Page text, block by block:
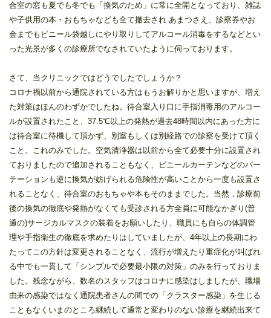
合室の窓も夏でも冬でも「換気のため」に常に全開となっており、雑誌
や子供用の本・おもちゃなども全て撤去され あまつさえ、診察券やお
金までもビニール袋越しにやり取りしてアルコール消毒をするなどとい
った光景が多くの診療所でなされていたように伺っております。
さて、当クリニックではどうでしたでしょうか？
コロナ禍以前から通院されている方はもうお解りかと思いますが、増え
た対策はほんのわずかでしたね。待合室入り口に手指消毒用のアルコー
ルが設置されたこと、37.5℃以上の発熱が過去48時間以内にあった方に
は待合室に待機して頂かず、別室もしくは別経路での診察を受けて頂く
こと。これのみでした。空気清浄器は以前から全て必要十分に設置され
ておりましたので追加されることもなく、ビニールカーテンなどのパー
テーションも逆に換気が妨げられる危険性が高いことから一度も設置さ
れることなく、待合室のおもちゃや本もそのままでした。当然，診療前
後の換気の徹底や発熱がなくても受診される方全員に可能なかぎり(普
通の)サージカルマスクの装着をお願いしたり、職員にも自らの体調管
理や手指衛生の徹底を求めたりはしていましたが、4年以上の長期にわ
たってこの方針は変更されることなく、流行が増えたり重症化が叫ばれ
る中でも一貫して「シンプルで必要最小限の対策」のみを行っておりま
した。残念ながら、数名のスタッフはコロナに感染はしましたが、職場
由来の感染ではなく通院患者さんの間での「クラスター感染」を生じる
こともなくいまのところ継続して通常と変わりのない診療を継続出来て